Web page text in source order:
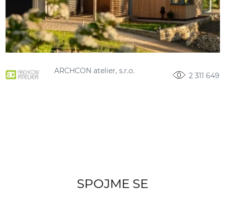
ARCHCON atelier, s.r.o.
2 311 649
SPOJME SE